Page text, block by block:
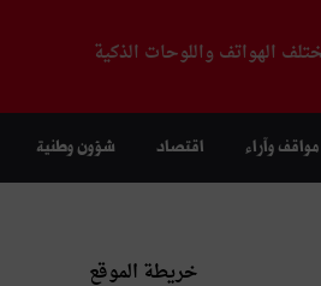
الهواتف واللوحات الذكية
مواقف وآراء اقتصاد شؤون وطنية
خريطة الموقع